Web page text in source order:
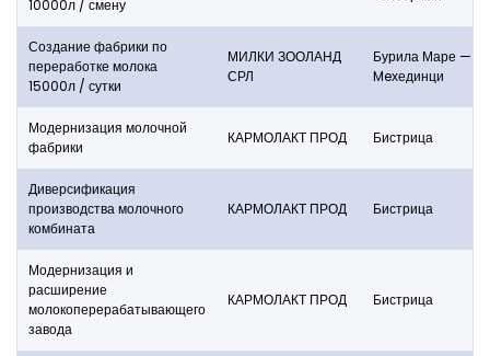
10000л / смену
Создание фабрики по
переработке молока
15000л / сутки
МИЛКИ ЗООЛАНД
СРЛ
Бурила Маре —
Meхединци
Модернизация молочной
фабрики
КАРМОЛАКТ ПРОД Бистрица
Диверсификация
производства молочного
комбината
КАРМОЛАКТ ПРОД Бистрица
Модернизация и
расширение
молокоперерабатывающего
завода
КАРМОЛАКТ ПРОД Бистрица